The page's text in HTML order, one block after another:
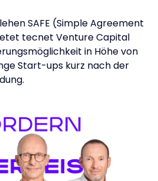
SAFE (Simple Agreement
tecnet Venture Capital
in Höhe von
Start-ups kurz nach der